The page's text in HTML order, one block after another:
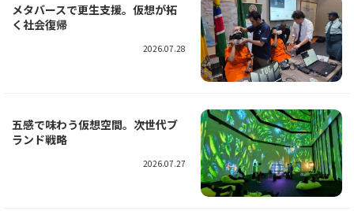
メタバースで更生支援。仮想が拓
く社会復帰
2026.07.28
五感で味わう仮想空間。次世代ブ
ランド戦略
2026.07.27